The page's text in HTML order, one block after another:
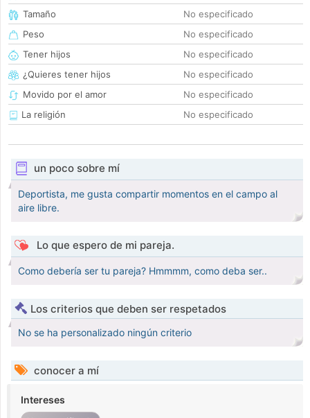
Tamaño
No especificado
Peso
No especificado
Tener hijos
No especificado
¿Quieres tener hijos
No especificado
Movido por el amor
No especificado
La religión
No especificado
un poco sobre mí
Deportista, me gusta compartir momentos en el campo al
aire libre.
Lo que espero de mi pareja.
Como debería ser tu pareja? Hmmmm, como deba ser..
Los criterios que deben ser respetados
No se ha personalizado ningún criterio
conocer a mí
Intereses